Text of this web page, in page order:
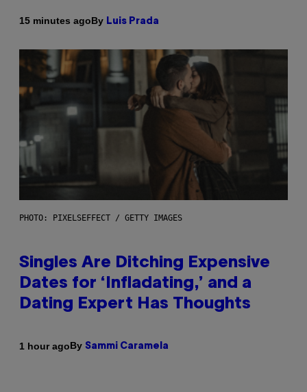
15 minutes agoBy Luis Prada
PHOTO: PIXELSEFFECT / GETTY IMAGES
Singles Are Ditching Expensive
Dates for ‘Infladating,’ and a
Dating Expert Has Thoughts
1 hour agoBy Sammi Caramela